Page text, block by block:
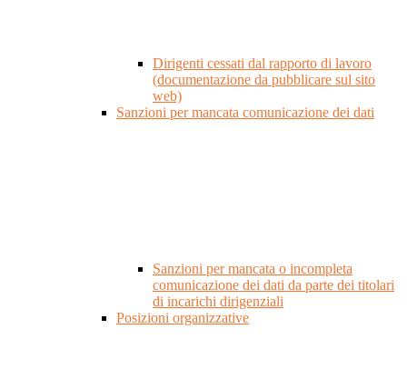
Dirigenti cessati dal rapporto di lavoro
(documentazione da pubblicare sul sito
web)
Sanzioni per mancata comunicazione dei dati
Sanzioni per mancata o incompleta
comunicazione dei dati da parte dei titolari
di incarichi dirigenziali
Posizioni organizzative